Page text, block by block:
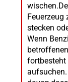
Feuerzeug
stecken
Wenn
fortbesteht